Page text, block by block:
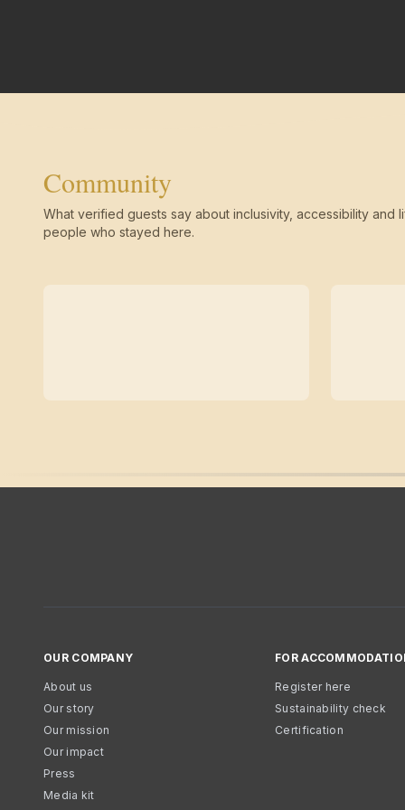
Community
What verified guests say about inclusivity, accessibility and
people who stayed here.
OUR COMPANY
About us
Our story
Our mission
Our impact
Press
Media kit
FOR
Register here
Sustainability check
Certification